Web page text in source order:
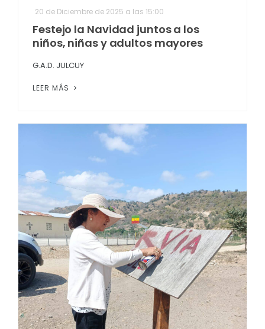
20 de Diciembre de 2025 a las 15:00
Festejo la Navidad juntos a los
niños, niñas y adultos mayores
G.A.D. JULCUY
LEER MÁS